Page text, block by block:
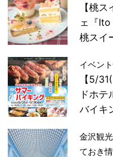
【桃
ェ『
桃スイ
イベン
【5/
ドホ
バイキ
金沢観
ておき